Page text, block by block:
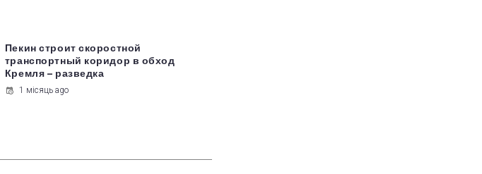
Пекин строит скоростной
транспортный коридор в обход
Кремля – разведка
1 місяць ago